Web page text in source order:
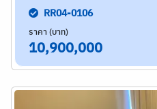
RR04-0106
ราคา (บาท)
10,900,000